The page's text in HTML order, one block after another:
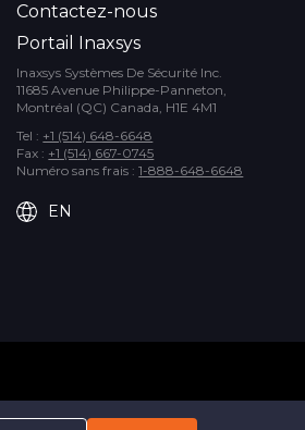
Contactez-nous
Portail Inaxsys
Inaxsys Systèmes De Sécurité Inc.
11685 Avenue Philippe-Panneton,
Montréal (QC) Canada, H1E 4M1
Tel : +1 (514) 648-6648
Fax : +1 (514) 667-0745
Numéro sans frais :1-888-648-6648
EN